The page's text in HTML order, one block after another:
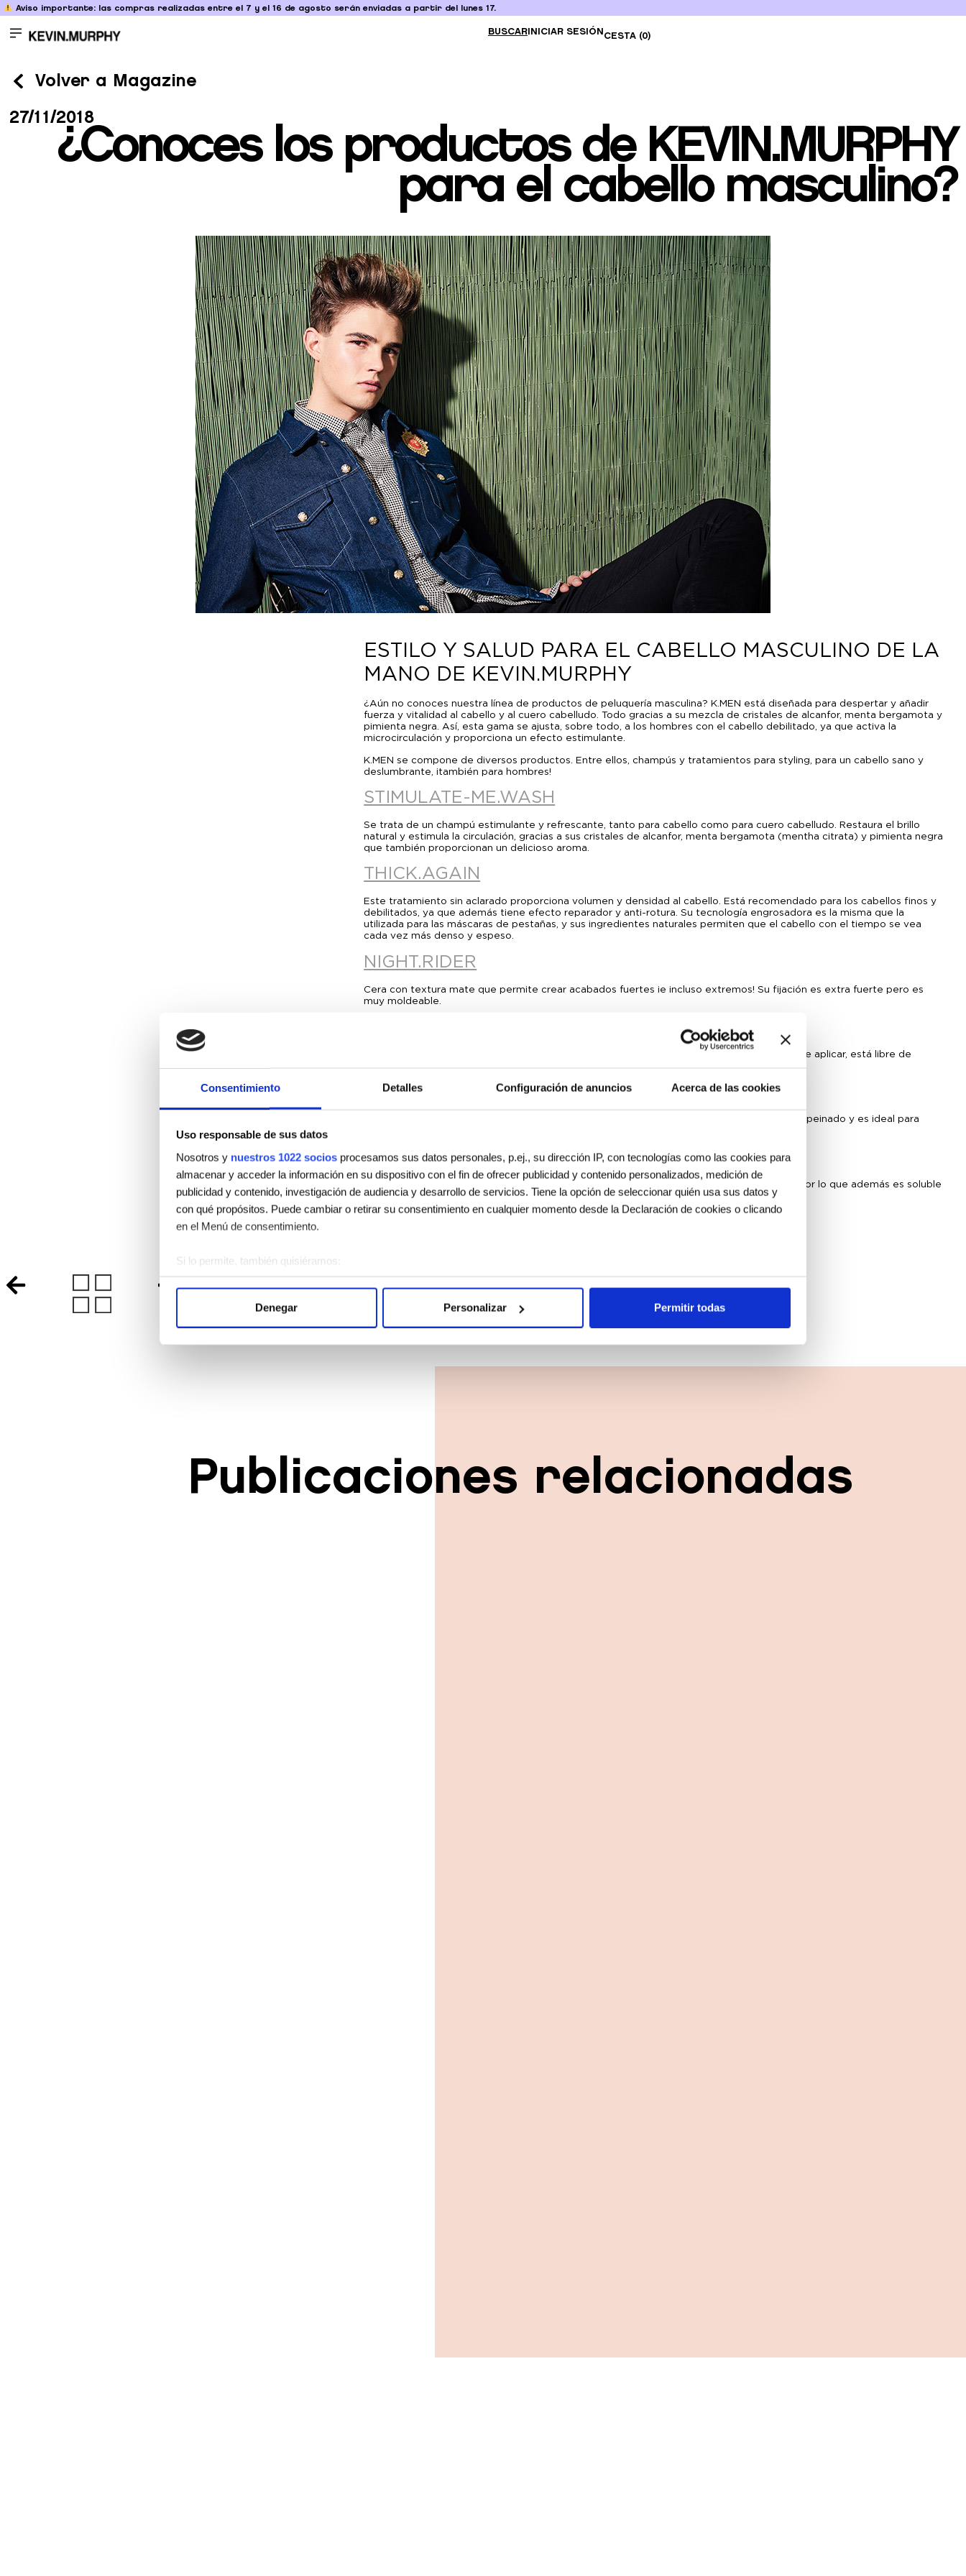
Consentimiento Detalles Configuración de anuncios Acerca de las cookies
Uso responsable de sus datos
Nosotros y nuestros 1022 sociosprocesamos sus datos personales, p.ej., su dirección IP, con tecnologías como las cookies para
almacenar y acceder la información en su dispositivo con el fin de ofrecer publicidad y contenido personalizados, medición de
publicidad y contenido, investigación de audiencia y desarrollo de servicios. Tiene la opción de seleccionar quién usa sus datos y
con qué propósitos. Puede cambiar o retirar su consentimiento en cualquier momento desde la Declaración de cookies o clicando
en el Menú de consentimiento.
Si lo permite, también quisiéramos:
Recopilar información sobre su ubicación geográfica que puede tener una precisión de varios metros
Obtenga más información sobre cómo se procesan sus datos personales y establezca sus preferencias en la
Las cookies de este sitio web se usan para personalizar el contenido y los anuncios, ofrecer funciones de redes sociales y analizar
Denegar Personalizar Permitir todas
Aviso importante: las compras realizadas entre el 7 y el 16 de agosto serán enviadas a partir del lunes 17.
BUSCAR INICIAR SESIÓN CESTA (0)
Volver a Magazine
27/11/2018
¿Conoces los productos de KEVIN.MURPHY
para el cabello masculino?
ESTILO Y SALUD PARA EL CABELLO MASCULINO DE LA
MANO DE KEVIN.MURPHY
¿Aún no conoces nuestra línea de productos de peluquería masculina? K.MEN está diseñada para despertar y añadir
fuerza y vitalidad al cabello y al cuero cabelludo. Todo gracias a su mezcla de cristales de alcanfor, menta bergamota y
pimienta negra. Así, esta gama se ajusta, sobre todo, a los hombres con el cabello debilitado, ya que activa la
microcirculación y proporciona un efecto estimulante.
K.MEN se compone de diversos productos. Entre ellos, champús y tratamientos para styling, para un cabello sano y
deslumbrante, ¡también para hombres!
STIMULATE-ME.WASH
Se trata de un champú estimulante y refrescante, tanto para cabello como para cuero cabelludo. Restaura el brillo
natural y estimula la circulación, gracias a sus cristales de alcanfor, menta bergamota (mentha citrata) y pimienta negra
que también proporcionan un delicioso aroma.
THICK.AGAIN
Este tratamiento sin aclarado proporciona volumen y densidad al cabello. Está recomendado para los cabellos finos y
debilitados, ya que además tiene efecto reparador y anti-rotura. Su tecnología engrosadora es la misma que la
utilizada para las máscaras de pestañas, y sus ingredientes naturales permiten que el cabello con el tiempo se vea
cada vez más denso y espeso.
NIGHT.RIDER
Cera con textura mate que permite crear acabados fuertes ¡e incluso extremos! Su fijación es extra fuerte pero es
muy moldeable.
Pasta de arcilla con una fijación fuerte y adecuada para crear un look «duro». Es muy fácil de aplicar, está libre de
FREE.HOLD
Crema de modelado que confiere al cabello un brillo natural. Funciona como una crema de peinado y es ideal para
SUPER.GOO
Este gel gomoso sin parabenos crea un look muy natural debido a estar basado en agua, por lo que además es soluble
y no deja residuos. Aun así, mantendrá tu peinado durante mucho rato.
Publicaciones relacionadas